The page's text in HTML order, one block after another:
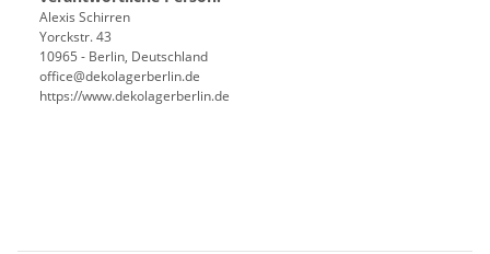
Alexis Schirren
Yorckstr. 43
10965 - Berlin, Deutschland
office@dekolagerberlin.de
https://www.dekolagerberlin.de